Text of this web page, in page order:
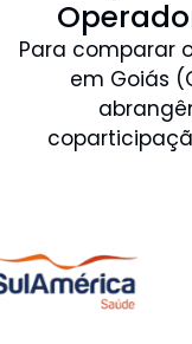
Para comparar
em Goiás